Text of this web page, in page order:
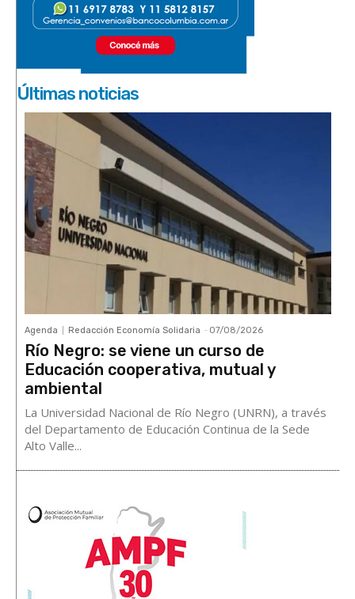
Últimas noticias
Agenda Redacción Economía Solidaria - 07/08/2026
Río Negro: se viene un curso de
Educación cooperativa, mutual y
ambiental
La Universidad Nacional de Río Negro (UNRN), a través
del Departamento de Educación Continua de la Sede
Alto Valle...